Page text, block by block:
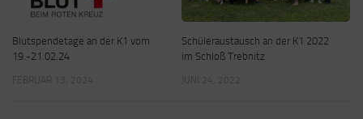
Blutspendetage an der K1 vom
19.-21.02.24
Schüleraustausch an der K1 2022
im Schloß Trebnitz